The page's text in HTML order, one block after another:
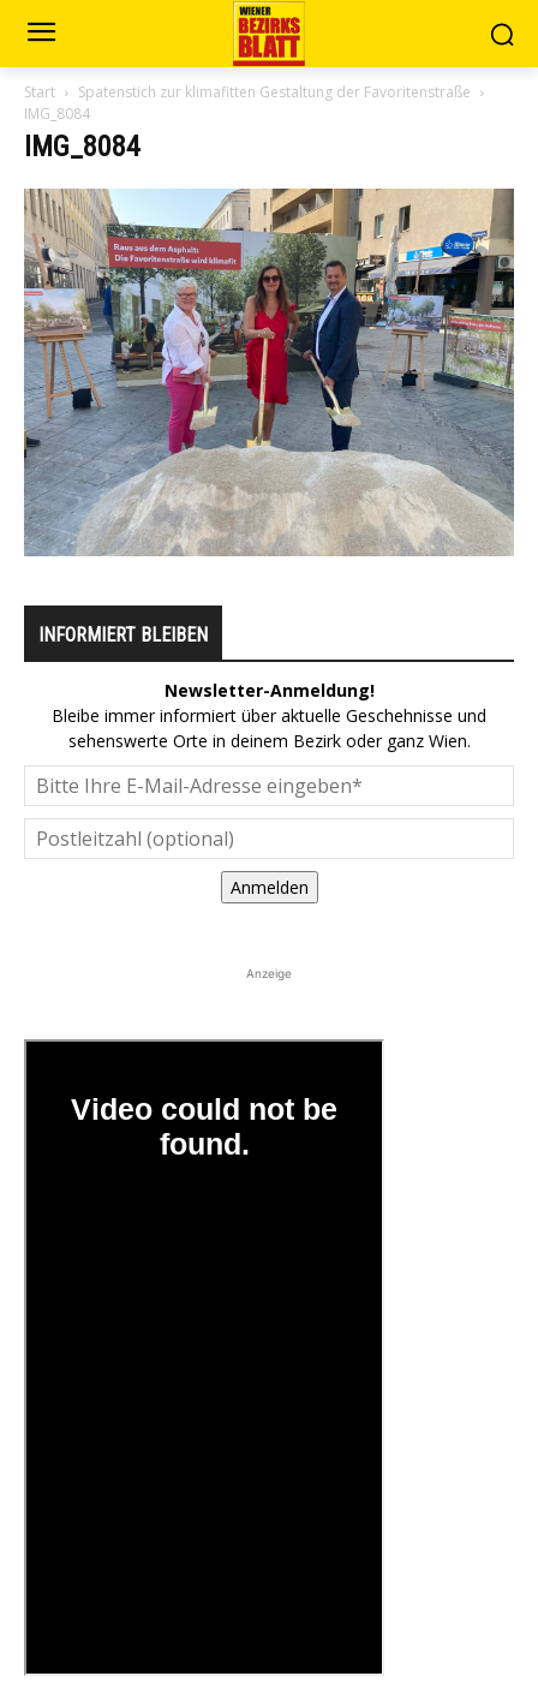
Start
Spatenstich zur klimafitten Gestaltung der Favoritenstraße
IMG_8084
IMG_8084
INFORMIERT BLEIBEN
Newsletter-Anmeldung!
Bleibe immer informiert über aktuelle Geschehnisse und
sehenswerte Orte in deinem Bezirk oder ganz Wien.
Anmelden
Anzeige